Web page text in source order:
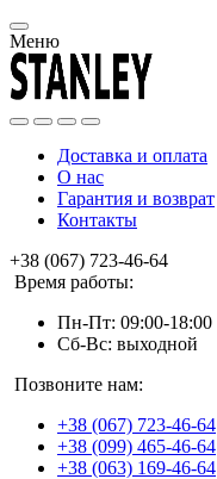
Меню
Доставка и оплата
О нас
Гарантия и возврат
Контакты
+38 (067) 723-46-64
Время работы:
Пн-Пт: 09:00-18:00
Сб-Вс: выходной
Позвоните нам:
+38 (067) 723-46-64
+38 (099) 465-46-64
+38 (063) 169-46-64